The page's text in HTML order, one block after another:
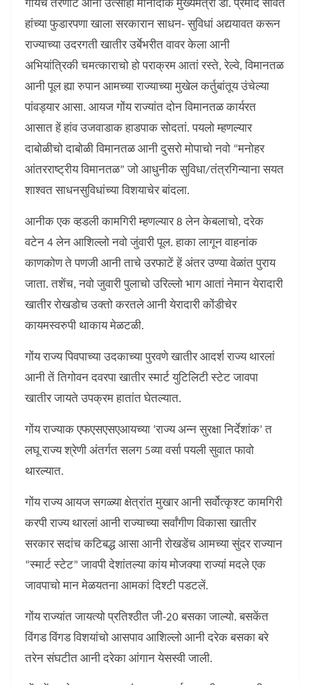
गोंयचे तरणाटे आनी उत्साही मानादीक मुख्यमंत्री डॉ. प्रमोद सावंत
हांच्या फुडारपणा खाला सरकारान साधन- सुविधां अद्ययावत करून
राज्याच्या उदरगती खातीर उर्बेभरीत वावर केला आनी
अभियांत्रिकी चमत्काराचो हो पराक्रम आतां रस्ते, रेल्वे, विमानतळ
आनी पूल ह्या रुपान आमच्या राज्याच्या मुखेल कर्तुबांतूय उंचेल्या
पांवड्यार आसा. आयज गोंय राज्यांत दोन विमानतळ कार्यरत
आसात हें हांव उजवाडाक हाडपाक सोदतां. पयलो म्हणल्यार
दाबोळीचो दाबोळी विमानतळ आनी दुसरो मोपाचो नवो “मनोहर
आंतरराष्ट्रीय विमानतळ” जो आधुनीक सुविधा/तंत्रगिन्याना सयत
शाश्वत साधनसुविधांच्या विशयाचेर बांदला.
आनीक एक व्हडली कामगिरी म्हणल्यार 8 लेन केबलाचो, दरेक
वटेन 4 लेन आशिल्लो नवो जुंवारी पूल. हाका लागून वाहनांक
काणकोण ते पणजी आनी ताचे उरफाटें हें अंतर उण्या वेळांत पुराय
जाता. तशेंच, नवो जुवारी पुलाचो उरिल्लो भाग आतां नेमान येरादारी
खातीर रोखडोच उक्तो करतले आनी येरादारी कोंडीचेर
कायमस्वरुपी थाकाय मेळटळी.
गोंय राज्य पिवपाच्या उदकाच्या पुरवणे खातीर आदर्श राज्य थारलां
आनी तें तिगोवन दवरपा खातीर स्मार्ट युटिलिटी स्टेट जावपा
खातीर जायते उपक्रम हातांत घेतल्यात.
गोंय राज्याक एफएसएसएआयच्या ‘राज्य अन्न सुरक्षा निर्देशांक’ त
लघू राज्य श्रेणी अंतर्गत सलग 5व्या वर्सा पयली सुवात फावो
थारल्यात.
गोंय राज्य आयज सगळ्या क्षेत्रांत मुखार आनी सर्वोत्कृश्ट कामगिरी
करपी राज्य थारलां आनी राज्याच्या सर्वांगीण विकासा खातीर
सरकार सदांच कटिबद्ध आसा आनी रोखडेंच आमच्या सुंदर राज्यान
“स्मार्ट स्टेट” जावपी देशांतल्या कांय मोजक्या राज्यां मदले एक
जावपाचो मान मेळयतना आमकां दिश्टी पडटलें.
गोंय राज्यांत जायत्यो प्रतिश्ठीत जी-20 बसका जाल्यो. बसकेंत
विंगड विंगड विशयांचो आसपाव आशिल्लो आनी दरेक बसका बरे
तरेन संघटीत आनी दरेका आंगान येसस्वी जाली.